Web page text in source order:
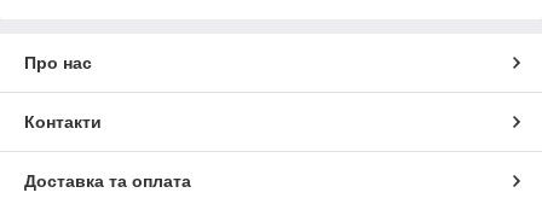
Про нас
Контакти
Доставка та оплата